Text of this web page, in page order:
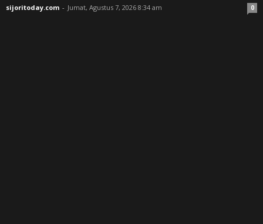
sijoritoday.com - Jumat, Agustus 7, 2026 8:34 am 0